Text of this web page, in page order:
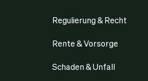
Regulierung & Recht
Rente & Vorsorge
Schaden & Unfall